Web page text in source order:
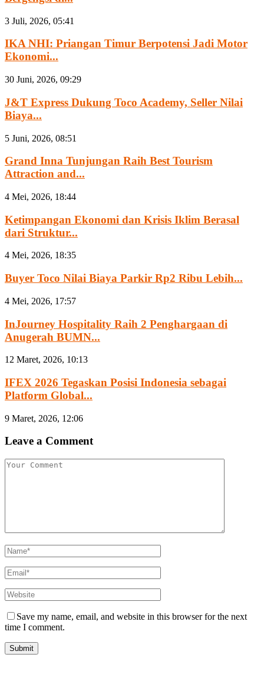
3 Juli, 2026, 05:41
IKA NHI: Priangan Timur Berpotensi Jadi Motor
Ekonomi...
30 Juni, 2026, 09:29
J&T Express Dukung Toco Academy, Seller Nilai
Biaya...
5 Juni, 2026, 08:51
Grand Inna Tunjungan Raih Best Tourism
Attraction and...
4 Mei, 2026, 18:44
Ketimpangan Ekonomi dan Krisis Iklim Berasal
dari Struktur...
4 Mei, 2026, 18:35
Buyer Toco Nilai Biaya Parkir Rp2 Ribu Lebih...
4 Mei, 2026, 17:57
InJourney Hospitality Raih 2 Penghargaan di
Anugerah BUMN...
12 Maret, 2026, 10:13
IFEX 2026 Tegaskan Posisi Indonesia sebagai
Platform Global...
9 Maret, 2026, 12:06
Leave a Comment
Save my name, email, and website in this browser for the next
time I comment.